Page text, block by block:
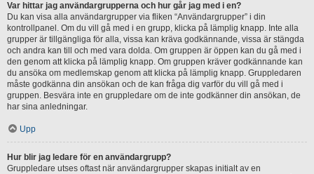
Var hittar jag användargrupperna och hur går jag med i en?
Du kan visa alla användargrupper via fliken “Användargrupper” i din
kontrollpanel. Om du vill gå med i en grupp, klicka på lämplig knapp. Inte alla
grupper är tillgängliga för alla, vissa kan kräva godkännande, vissa är stängda
och andra kan till och med vara dolda. Om gruppen är öppen kan du gå med i
den genom att klicka på lämplig knapp. Om gruppen kräver godkännande kan
du ansöka om medlemskap genom att klicka på lämplig knapp. Gruppledaren
måste godkänna din ansökan och de kan fråga dig varför du vill gå med i
gruppen. Besvära inte en gruppledare om de inte godkänner din ansökan, de
har sina anledningar.
Upp
Hur blir jag ledare för en användargrupp?
Gruppledare utses oftast när användargrupper skapas initialt av en